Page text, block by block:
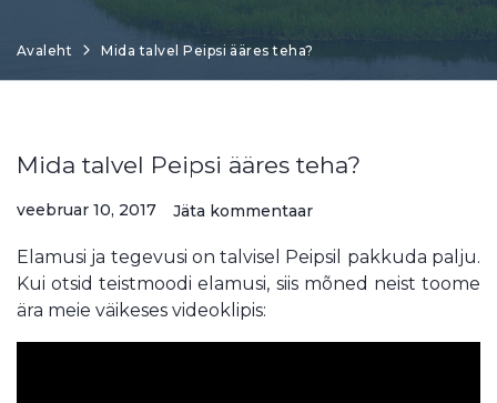
Avaleht Mida talvel Peipsi ääres teha?
Mida talvel Peipsi ääres teha?
veebruar 10, 2017 Jäta kommentaar
Elamusi ja tegevusi on talvisel Peipsil pakkuda palju.
Kui otsid teistmoodi elamusi, siis mõned neist toome
ära meie väikeses videoklipis: